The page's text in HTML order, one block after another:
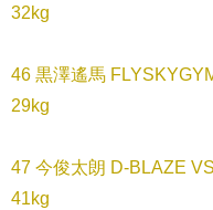
32kg
46 黒澤遙馬
29kg
47 今俊太朗 D-BLAZE
41kg